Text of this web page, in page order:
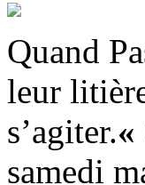
Quand
leur
s’agiter.
samedi